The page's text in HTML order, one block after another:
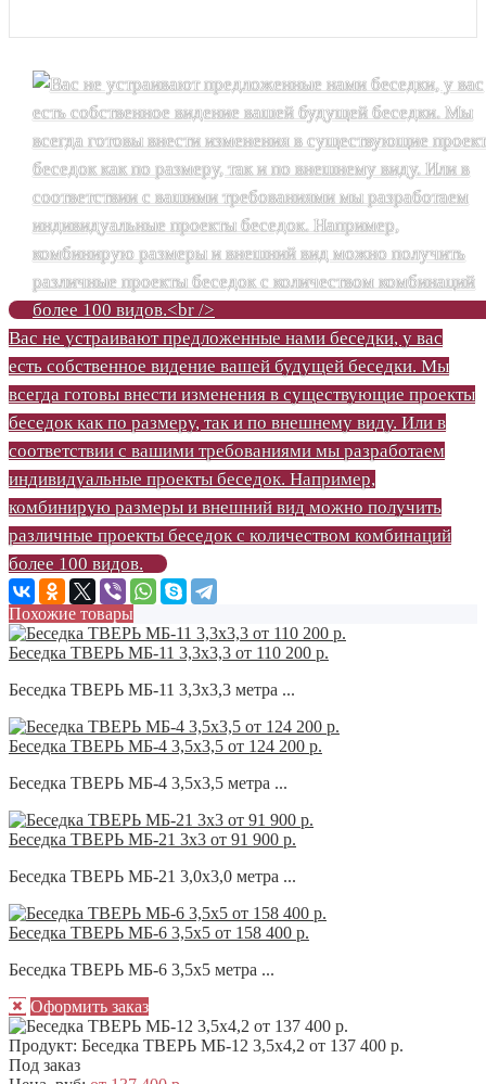
Вас не устраивают предложенные нами беседки, у вас
есть собственное видение вашей будущей беседки. Мы
всегда готовы внести изменения в существующие проекты
беседок как по размеру, так и по внешнему виду. Или в
соответствии с вашими требованиями мы разработаем
индивидуальные проекты беседок. Например,
комбинирую размеры и внешний вид можно получить
различные проекты беседок с количеством комбинаций
более 100 видов.
Похожие товары
Беседка ТВЕРЬ МБ-11 3,3х3,3 от 110 200 р.
Беседка ТВЕРЬ МБ-11 3,3х3,3 метра ...
Беседка ТВЕРЬ МБ-4 3,5х3,5 от 124 200 р.
Беседка ТВЕРЬ МБ-4 3,5х3,5 метра ...
Беседка ТВЕРЬ МБ-21 3х3 от 91 900 р.
Беседка ТВЕРЬ МБ-21 3,0х3,0 метра ...
Беседка ТВЕРЬ МБ-6 3,5х5 от 158 400 р.
Беседка ТВЕРЬ МБ-6 3,5х5 метра ...
Оформить заказ
Продукт: Беседка ТВЕРЬ МБ-12 3,5х4,2 от 137 400 р.
Под заказ